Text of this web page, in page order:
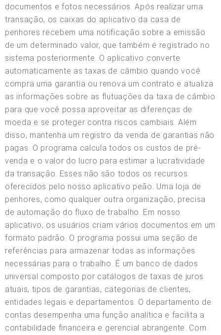
documentos e fotos necessários. Após realizar uma
transação, os caixas do aplicativo da casa de
penhores recebem uma notificação sobre a emissão
de um determinado valor, que também é registrado no
sistema posteriormente. O aplicativo converte
automaticamente as taxas de câmbio quando você
compra uma garantia ou renova um contrato e atualiza
as informações sobre as flutuações da taxa de câmbio
para que você possa aproveitar as diferenças de
moeda e se proteger contra riscos cambiais. Além
disso, mantenha um registro da venda de garantias não
pagas. O programa calcula todos os custos de pré-
venda e o valor do lucro para estimar a lucratividade
da transação. Esses não são todos os recursos
oferecidos pelo nosso aplicativo peão. Uma loja de
penhores, como qualquer outra organização, precisa
de automação do fluxo de trabalho. Em nosso
aplicativo, os usuários criam vários documentos em um
formato padrão. O programa possui uma seção de
referências para armazenar todas as informações
necessárias para o trabalho. É um banco de dados
universal composto por catálogos de taxas de juros
atuais, tipos de garantias, categorias de clientes,
entidades legais e departamentos. O departamento de
contas desempenha uma função analítica e facilita a
contabilidade financeira e gerencial abrangente. Com